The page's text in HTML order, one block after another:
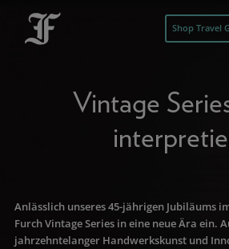
Shop Travel
Vintage
Anlässlich unseres 45-jährigen Jubiläums
Furch Vintage Series in eine neue Ära ein.
jahrzehntelanger Handwerkskunst und